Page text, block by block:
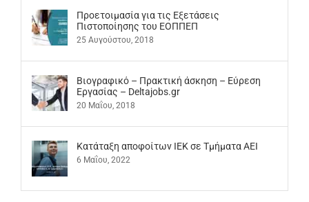
Προετοιμασία για τις Εξετάσεις
Πιστοποίησης του ΕΟΠΠΕΠ
25 Αυγούστου, 2018
Βιογραφικό – Πρακτική άσκηση – Εύρεση
Εργασίας – Deltajobs.gr
20 Μαΐου, 2018
Kατάταξη αποφοίτων ΙΕΚ σε Τμήματα ΑΕΙ
6 Μαΐου, 2022